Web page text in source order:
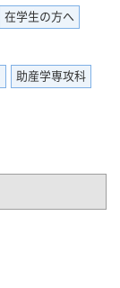
在学生の方へ
助産学専攻科